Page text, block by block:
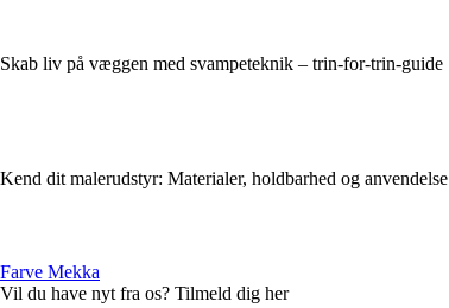
Skab liv på væggen med svampeteknik – trin-for-trin-guide
Kend dit malerudstyr: Materialer, holdbarhed og anvendelse
Farve Mekka
Vil du have nyt fra os? Tilmeld dig her